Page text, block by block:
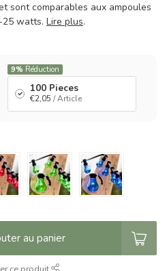
sont comparables aux ampoules
25 watts. Lire plus.
9% Réduction
100 Pieces
€2,05 / Article
au panier
ce produit